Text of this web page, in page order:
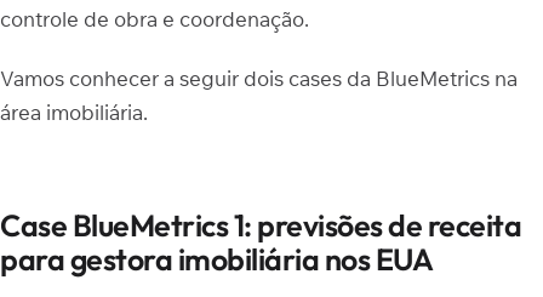
controle de obra e coordenação.
Vamos conhecer a seguir dois cases da BlueMetrics na
área imobiliária.
Case BlueMetrics 1: previsões de receita
para gestora imobiliária nos EUA